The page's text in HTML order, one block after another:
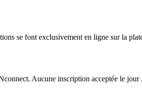
se font exclusivement en ligne sur la
Aucune inscription acceptée le